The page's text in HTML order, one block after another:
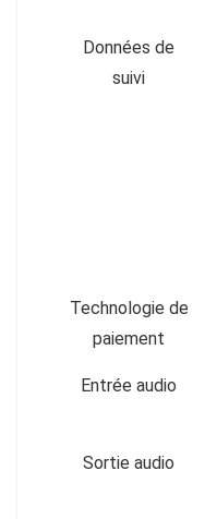
Données de
suivi
Technologie de
paiement
Entrée audio
Sortie audio